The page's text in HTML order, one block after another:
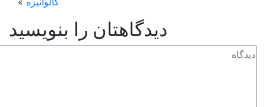
دیدگاهتان را بنویسید